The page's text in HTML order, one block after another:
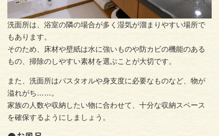
洗面所は、浴室の隣の場合が多く湿気が溜まりやすい場所で
もあります。
そのため、床材や壁紙は水に強いものや防カビの機能のある
もの、掃除のしやすい素材を選ぶことが大切です。
また、洗面所はバスタオルや身支度に必要なものなど、物が
溢れがち……。
家族の人数や収納したい物に合わせて、十分な収納スペース
を確保するようにしましょう。